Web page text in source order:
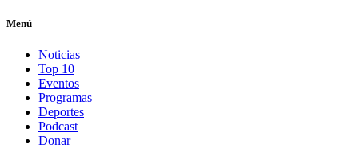
Menú
Noticias
Top 10
Eventos
Programas
Deportes
Podcast
Donar